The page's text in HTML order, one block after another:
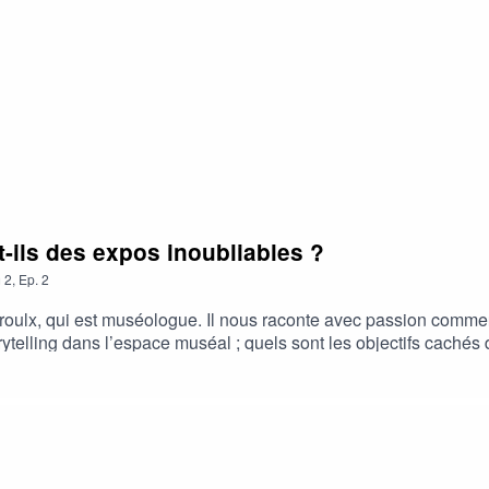
Facebook : https://www.facebook.com/
des personnes expertes de la vulgarisation scientifique.
— sur YouTube et ailleurs.
ils des expos inoubliables ?
2, Ep. 2
qui est muséologue. Il nous raconte avec passion
dans l’espace muséal ; quels sont les objectifs
in/michelgroulxCREO : https://creo.ca/fr/A propos du
scientifique. Ce podcast est animé par Viviane